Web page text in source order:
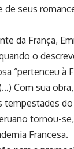
de seus
da França,
o
“pertenceu à
Com sua
tempestades
tornou-
Francesa.